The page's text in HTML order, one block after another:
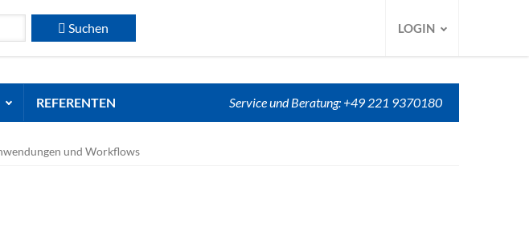
Suchen LOGIN
REFERENTEN Service und Beratung: +49 221 9370180
und Workflows